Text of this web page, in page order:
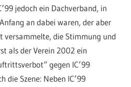
jedoch ein Dachverband, in
an dabei waren, der aber
versammelte, die Stimmung und
als der Verein 2002 ein
gegen IC’99
die Szene: Neben IC’99